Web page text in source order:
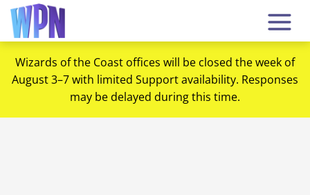
Wizards of the Coast offices will be closed the week of
August 3–7 with limited Support availability. Responses
may be delayed during this time.